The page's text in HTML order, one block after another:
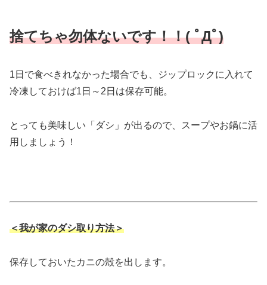
捨てちゃ勿体ないです！！( ﾟДﾟ)
1日で食べきれなかった場合でも、ジップロックに入れて
冷凍しておけば1日～2日は保存可能。
とっても美味しい「ダシ」が出るので、スープやお鍋に活
用しましょう！
＜我が家のダシ取り方法＞
保存しておいたカニの殻を出します。